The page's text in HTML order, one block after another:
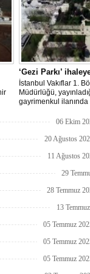
‘Gezi Parkı’
İstanbul Vakıflar 1.
Müdürlüğü,
gayrimenkul ilanında
çıkılacağını belirtti.
kazanan firma, 30
edecek.
06 Ekim
20 Ağustos
11 Ağustos
29
28 Temmuz
13
05 Temmuz
05 Temmuz
05 Temmuz